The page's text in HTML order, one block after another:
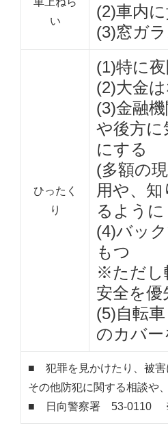
い
(2)車内
(3)窓ガ
ひったく
り
(1)特に
(2)大金
(3)金融
や後方
にする
(多額の
用や、
るよう
(4)バッ
もつ
※ただし
安全を優
(5)自転
のカバ
■ 犯罪を見かけたり、被害
その他防犯に関する相談や
■ 日向警察署 53-0110 ※